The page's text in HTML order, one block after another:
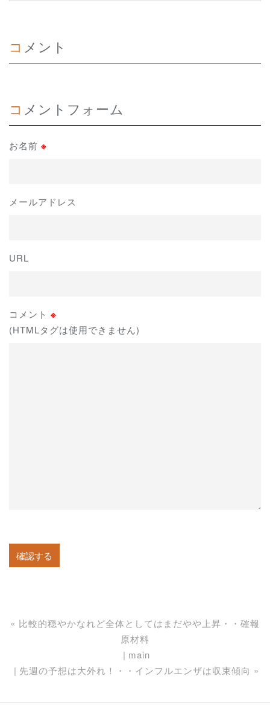
コメント
コメントフォーム
お名前 ※
メールアドレス
URL
コメント ※
(HTMLタグは使用できません)
« 比較的穏やかなれど全体としてはまだやや上昇・・確報
原材料
main
先週の予想は大外れ！・・インフルエンザは収束傾向 »